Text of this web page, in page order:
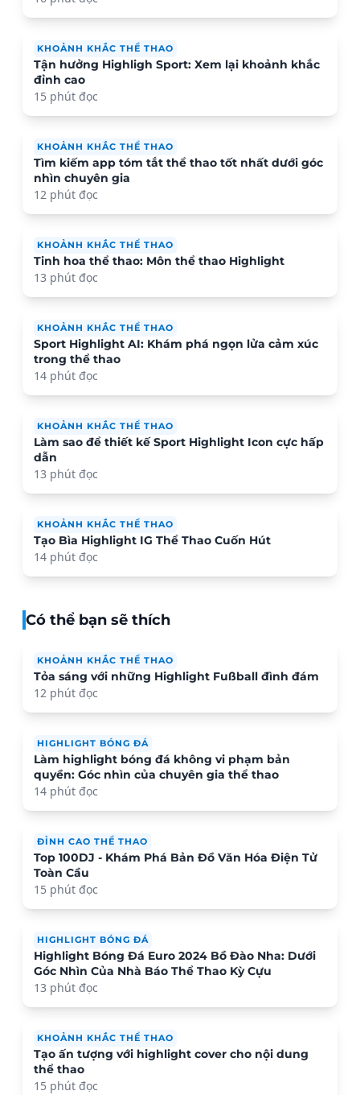
KHOẢNH KHẮC THỂ THAO
Tận hưởng Highligh Sport: Xem lại khoảnh khắc
đỉnh cao
15 phút đọc
KHOẢNH KHẮC THỂ THAO
Tìm kiếm app tóm tắt thể thao tốt nhất dưới góc
nhìn chuyên gia
12 phút đọc
KHOẢNH KHẮC THỂ THAO
Tinh hoa thể thao: Môn thể thao Highlight
13 phút đọc
KHOẢNH KHẮC THỂ THAO
Sport Highlight AI: Khám phá ngọn lửa cảm xúc
trong thể thao
14 phút đọc
KHOẢNH KHẮC THỂ THAO
Làm sao để thiết kế Sport Highlight Icon cực hấp
dẫn
13 phút đọc
KHOẢNH KHẮC THỂ THAO
Tạo Bìa Highlight IG Thể Thao Cuốn Hút
14 phút đọc
Có thể bạn sẽ thích
KHOẢNH KHẮC THỂ THAO
Tỏa sáng với những Highlight Fußball đình đám
12 phút đọc
HIGHLIGHT BÓNG ĐÁ
Làm highlight bóng đá không vi phạm bản
quyền: Góc nhìn của chuyên gia thể thao
14 phút đọc
ĐỈNH CAO THỂ THAO
Top 100DJ - Khám Phá Bản Đồ Văn Hóa Điện Tử
Toàn Cầu
15 phút đọc
HIGHLIGHT BÓNG ĐÁ
Highlight Bóng Đá Euro 2024 Bồ Đào Nha: Dưới
Góc Nhìn Của Nhà Báo Thể Thao Kỳ Cựu
13 phút đọc
KHOẢNH KHẮC THỂ THAO
Tạo ấn tượng với highlight cover cho nội dung
thể thao
15 phút đọc